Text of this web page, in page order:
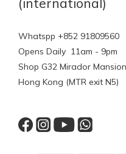
Whatspp +852 91809560
Opens Daily 11am - 9pm
Shop G32 Mirador
Hong Kong (MTR exit N5)